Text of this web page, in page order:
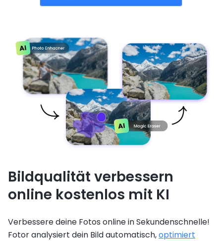
Bildqualität verbessern
online kostenlos mit KI
Verbessere deine Fotos online in Sekundenschnelle!
Fotor analysiert dein Bild automatisch,optimiert